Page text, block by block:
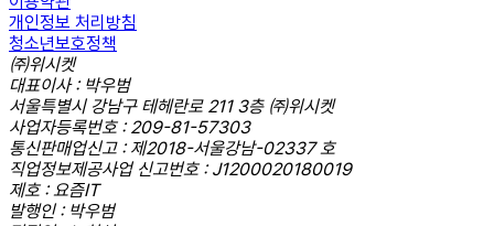
개인정보 처리방침
청소년보호정책
㈜위시켓
대표이사 : 박우범
서울특별시 강남구 테헤란로 211 3층 ㈜위시켓
사업자등록번호 : 209-81-57303
통신판매업신고 : 제2018-서울강남-02337 호
직업정보제공사업 신고번호 : J1200020180019
제호 : 요즘IT
발행인 : 박우범